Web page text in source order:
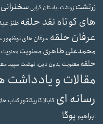
زرتشت زرتشت، باستان گرایی
های کوتاه نقد حلقه طنز
عرفان حلقه عرفان های نوظهور
محمدعلی طاهریمعنویت
حلقه معنویت بدون دین، نهضت سپید
مقالات و یادداشت
رسانه ای کابالاکاریکاتورکتاب
ابراهیم یوگا